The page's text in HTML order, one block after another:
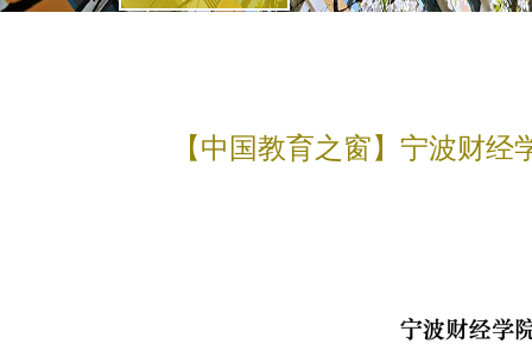
【中国教育之窗】宁波财